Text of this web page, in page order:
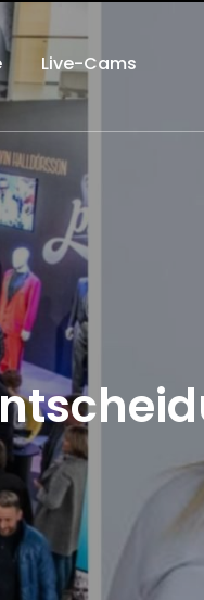
Live-Cams